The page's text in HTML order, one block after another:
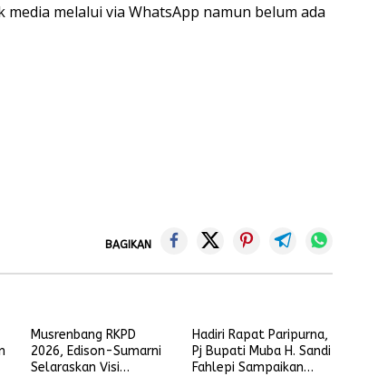
melalui via WhatsApp namun belum ada
BAGIKAN
Musrenbang RKPD
2026, Edison-Sumarni
Selaraskan Visi
Hadiri Rapat Paripurna,
Pj Bupati Muba H. Sandi
Fahlepi Sampaikan